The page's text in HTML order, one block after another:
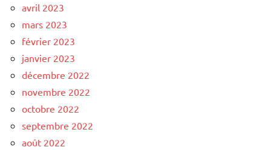
avril 2023
mars 2023
février 2023
janvier 2023
décembre 2022
novembre 2022
octobre 2022
septembre 2022
août 2022